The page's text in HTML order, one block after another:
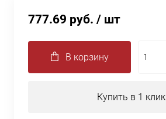
777.69 руб. / шт
В корзину
Купить в 1 клик